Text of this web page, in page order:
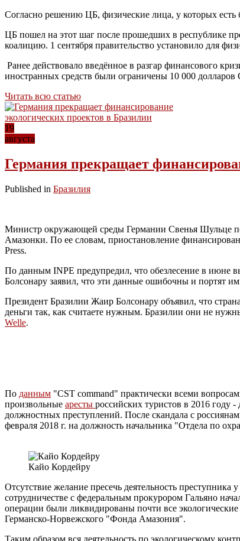
Согласно решению ЦБ, физические лица, у которых есть
ЦБ пошел на этот шаг после прошедших в республике
коалицию. 1 сентября правительство установило для
Ранее действовало введённое в разгар финансового
иностранных средств были ограничены 10 000
Читать всю статью
19
августа
Германия прекращает
Published in Бразилия
Министр окружающей среды Германии Свенья Шульце
Амазонки. По ее словам, приостановление
Press.
По данным INPE предупредил, что обезлесение в июне
Болсонару заявил, что эти данные ошибочны и портят
Президент Бразилии Жаир Болсонару объявил, что
деньги так, как считаете нужным. Бразилии они не
Welle.
По данным "CST command" практически всеми
произвольные аресты российских туристов в 2016 году
должностных преступлений. После скандала с
февраля 2018 г. на должность начальника "Отдела по
Кайо Кордейру
Отсутствие желание пресечь деятельность
сотрудничестве с федеральным прокурором Гальяно
операции были ликвидированы почти все
Германско-Норвежского "Фонда Амазония".
Таким образом вся деятельность по экологическому